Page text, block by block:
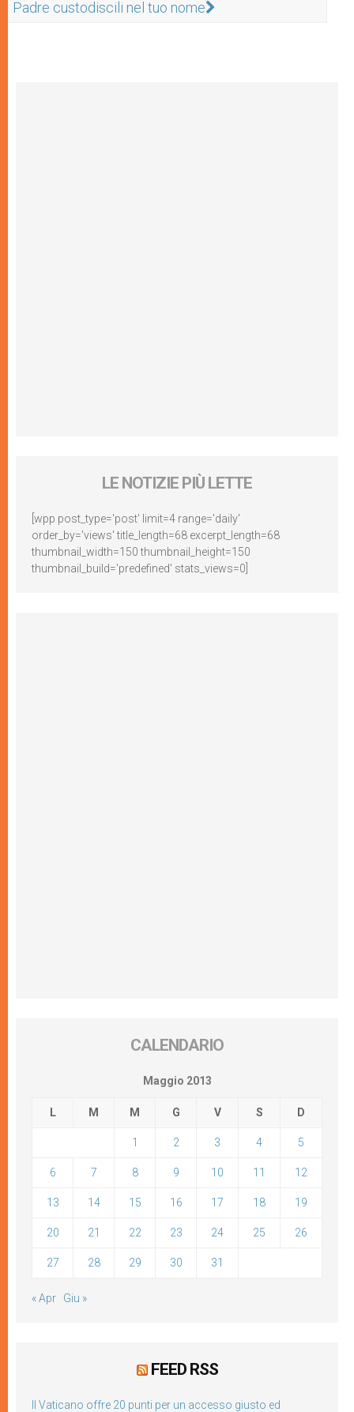
Padre custodiscili nel tuo nome
LE NOTIZIE PIÙ LETTE
[wpp post_type='post' limit=4 range='daily'
order_by='views' title_length=68 excerpt_length=68
thumbnail_width=150 thumbnail_height=150
thumbnail_build='predefined' stats_views=0]
CALENDARIO
Maggio 2013
L M M G V S D
1 2 3 4 5
6 7 8 9 10 11 12
13 14 15 16 17 18 19
20 21 22 23 24 25 26
27 28 29 30 31
« Apr Giu »
FEED RSS
Il Vaticano offre 20 punti per un accesso giusto ed